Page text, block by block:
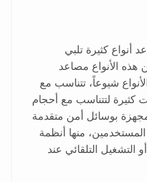
كثيرة تلبي
هذه الأنواع مصاعد
شيوعاً، تتناسب مع
كثيرة لتتناسب مع أحجام
مجهزة بوسائل أمن متقدمة
منها أنظمة
التشغيل التلقائي عند